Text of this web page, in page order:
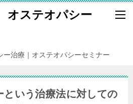
ステオパシー
治療｜オステオパシーセミナー
という治療法に対しての